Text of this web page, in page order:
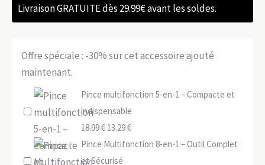
Livraison GRATUITE dès 29.99€ avant les soldes.
Offre spéciale : -30% sur cet accessoire ajouté
maintenant.
Pince multifonction 5-en-1 – Compacte et
indispensable
18.99€ Le
prix
initial
13.29€Le
prix
Pince Multifonction 8-en-1 – Outil Complet
et Sécurisé